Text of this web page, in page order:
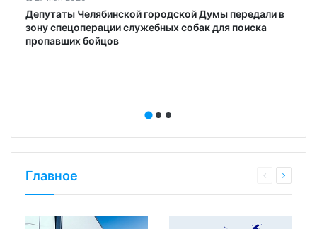
Депутаты Челябинской городской Думы передали в
зону спецоперации служебных собак для поиска
пропавших бойцов
Главное